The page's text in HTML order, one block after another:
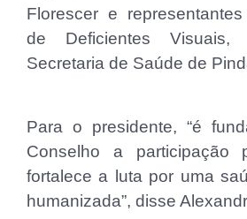
Florescer e
de Deficientes
Secretaria de Saúde de
Para o presidente, “é
Conselho a participação
fortalece a luta por uma
humanizada”, disse